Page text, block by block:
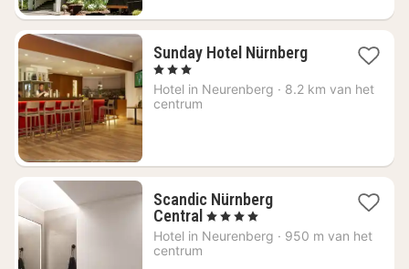
Sunday Hotel Nürnberg2
vanaf
, 3 Sterren
Hotel in Neurenberg · 8.2 km van het
centrum
Scandic Nürnberg
Central 1
nacht
, 4 Sterren
Hotel in Neurenberg · 950 m van het
centrum